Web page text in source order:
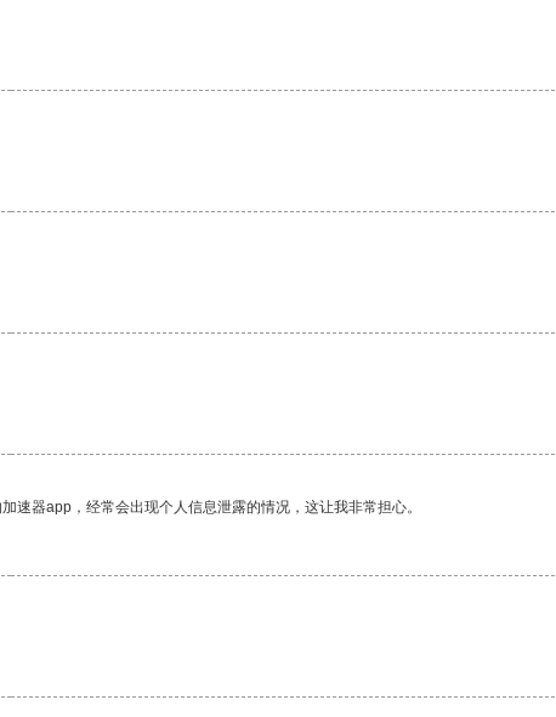
器app，经常会出现个人信息泄露的情况，这让我非常担心。